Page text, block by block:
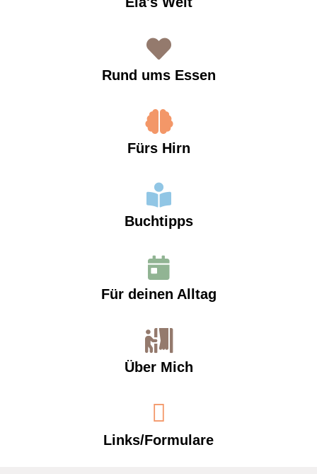
Rund ums Essen
Fürs Hirn
Buchtipps
Für deinen Alltag
Über Mich
Links/Formulare